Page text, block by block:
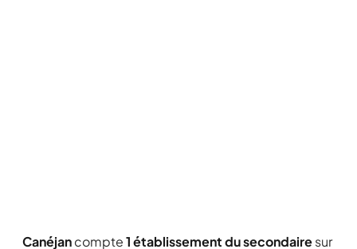
Canéjancompte1 établissement du secondairesur